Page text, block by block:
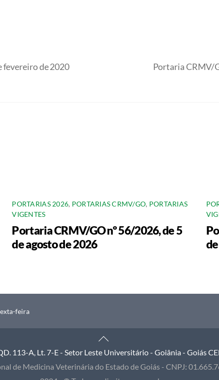
fevereiro de 2020 Portaria CRMV/
PORTARIAS 2026, PORTARIAS CRMV/GO, PORTARIAS
VIGENTES
Portaria CRMV/GO nº 56/2026, de 5
de agosto de 2026
feira
Back
To
Top
113-A, Lt. 7-E - Setor Leste Universitário - Goiânia - Goiás
de Medicina Veterinária do Estado de Goiás - CNPJ: